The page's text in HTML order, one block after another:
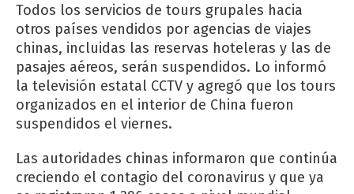
Todos los servicios de tours grupales hacia
otros países vendidos por agencias de viajes
chinas, incluidas las reservas hoteleras y las de
pasajes aéreos, serán suspendidos. Lo informó
la televisión estatal CCTV y agregó que los tours
organizados en el interior de China fueron
suspendidos el viernes.
Las autoridades chinas informaron que continúa
creciendo el contagio del coronavirus y que ya